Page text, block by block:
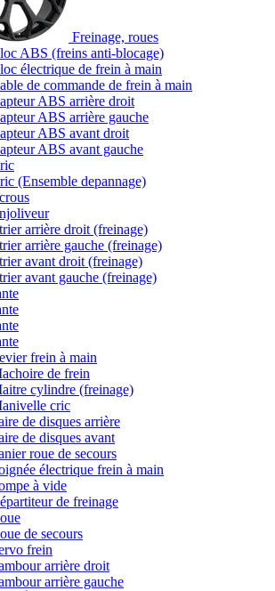
Freinage, roues
ABS (freins anti-blocage)
électrique de frein à main
de commande de frein à main
ABS arrière droit
ABS arrière gauche
ABS avant droit
ABS avant gauche
(Ensemble depannage)
arrière droit (freinage)
arrière gauche (freinage)
avant droit (freinage)
avant gauche (freinage)
frein à main
de frein
cylindre (freinage)
cric
de disques arrière
de disques avant
roue de secours
électrique frein à main
à vide
de freinage
de secours
frein
arrière droit
arrière gauche